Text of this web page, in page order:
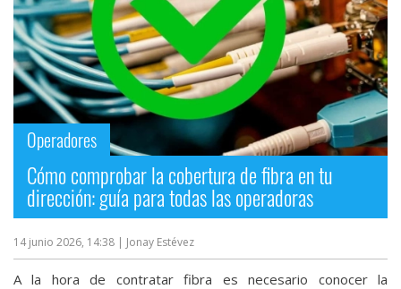
Operadores
Cómo comprobar la cobertura de fibra en tu
dirección: guía para todas las operadoras
14 junio 2026, 14:38 | Jonay Estévez
A la hora de contratar fibra es necesario conocer la